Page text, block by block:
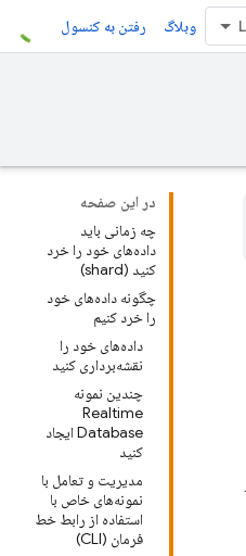
وبلاگ رفتن به کنسول
در این صفحه
چه زمانی باید
داده‌های خود را خرد
کنید (shard)
چگونه داده‌های خود
را خرد کنیم
داده‌های خود را
نقشه‌برداری کنید
چندین نمونه
Realtime
Database ایجاد
کنید
مدیریت و تعامل با
نمونه‌های خاص با
استفاده از رابط خط
فرمان (CLI)